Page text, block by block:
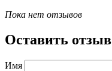
Пока нет отзывов
Оставить отзыв
Имя